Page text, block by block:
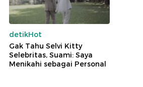
detikHot
Gak Tahu Selvi Kitty
Selebritas, Suami: Saya
Menikahi sebagai Personal